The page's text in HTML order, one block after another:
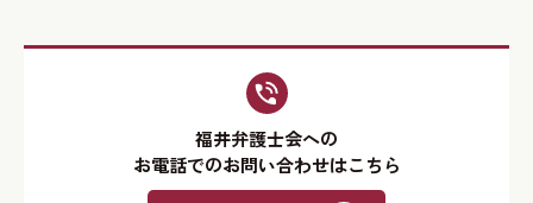
福井弁護士会への
お電話でのお問い合わせはこちら